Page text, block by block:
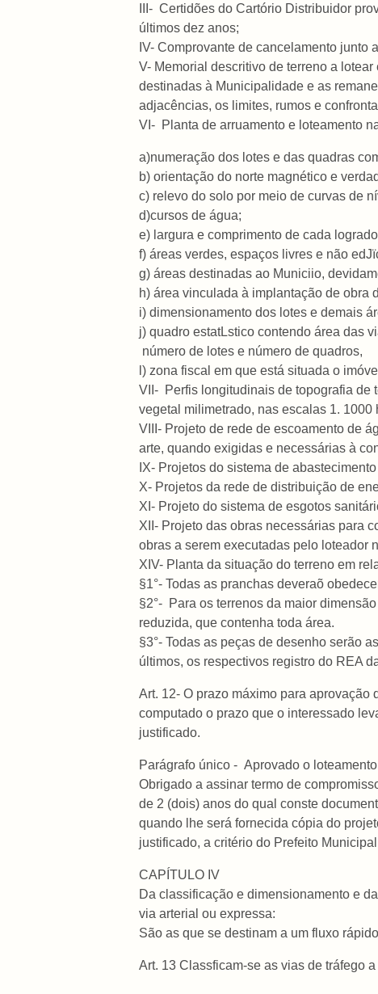
III- Certidões do Cartório Distribuidor
últimos dez anos;
IV- Comprovante de cancelamento junto
V- Memorial descritivo de terreno a
destinadas à Municipalidade e as
adjacências, os limites, rumos e
VI- Planta de arruamento e loteamento
a)numeração dos lotes e das quadras
b) orientação do norte magnético e
c) relevo do solo por meio de curvas de
d)cursos de água;
e) largura e comprimento de cada
f) áreas verdes, espaços livres e não
g) áreas destinadas ao Municiio,
h) área vinculada à implantação de obra
i) dimensionamento dos lotes e demais
j) quadro estatLstico contendo área das
número de lotes e número de quadros,
l) zona fiscal em que está situada o
VII- Perfis longitudinais de topografia de
vegetal milimetrado, nas escalas 1.
VIII- Projeto de rede de escoamento de
arte, quando exigidas e necessárias à
IX- Projetos do sistema de
X- Projetos da rede de distribuição de
XI- Projeto do sistema de esgotos
XII- Projeto das obras necessárias para
obras a serem executadas pelo loteador
XIV- Planta da situação do terreno em
§1°- Todas as pranchas deveraõ
§2°- Para os terrenos da maior
reduzida, que contenha toda área.
§3°- Todas as peças de desenho serão
últimos, os respectivos registro do REA
Art. 12- O prazo máximo para
computado o prazo que o interessado
justificado.
Parágrafo único - Aprovado o
Obrigado a assinar termo de
de 2 (dois) anos do qual conste
quando lhe será fornecida cópia do
justificado, a critério do Prefeito
CAPÍTULO IV
Da classificação e dimensionamento e
via arterial ou expressa:
São as que se destinam a um fluxo
Art. 13 Classficam-se as vias de tráfego